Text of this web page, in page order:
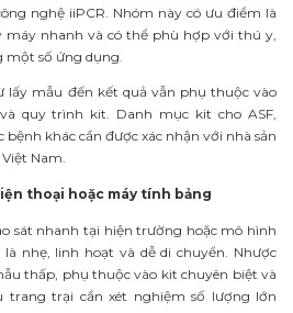
nghệ iiPCR. Nhóm này có ưu điểm là
máy nhanh và có thể phù hợp với thú y,
số ứng dụng.
lấy mẫu đến kết quả vẫn phụ thuộc vào
quy trình kit. Danh mục kit cho ASF,
bệnh khác cần được xác nhận với nhà sản
Nam.
thoại hoặc máy tính bảng
sát nhanh tại hiện trường hoặc mô hình
nhẹ, linh hoạt và dễ di chuyển. Nhược
thấp, phụ thuộc vào kit chuyên biệt và
trang trại cần xét nghiệm số lượng lớn